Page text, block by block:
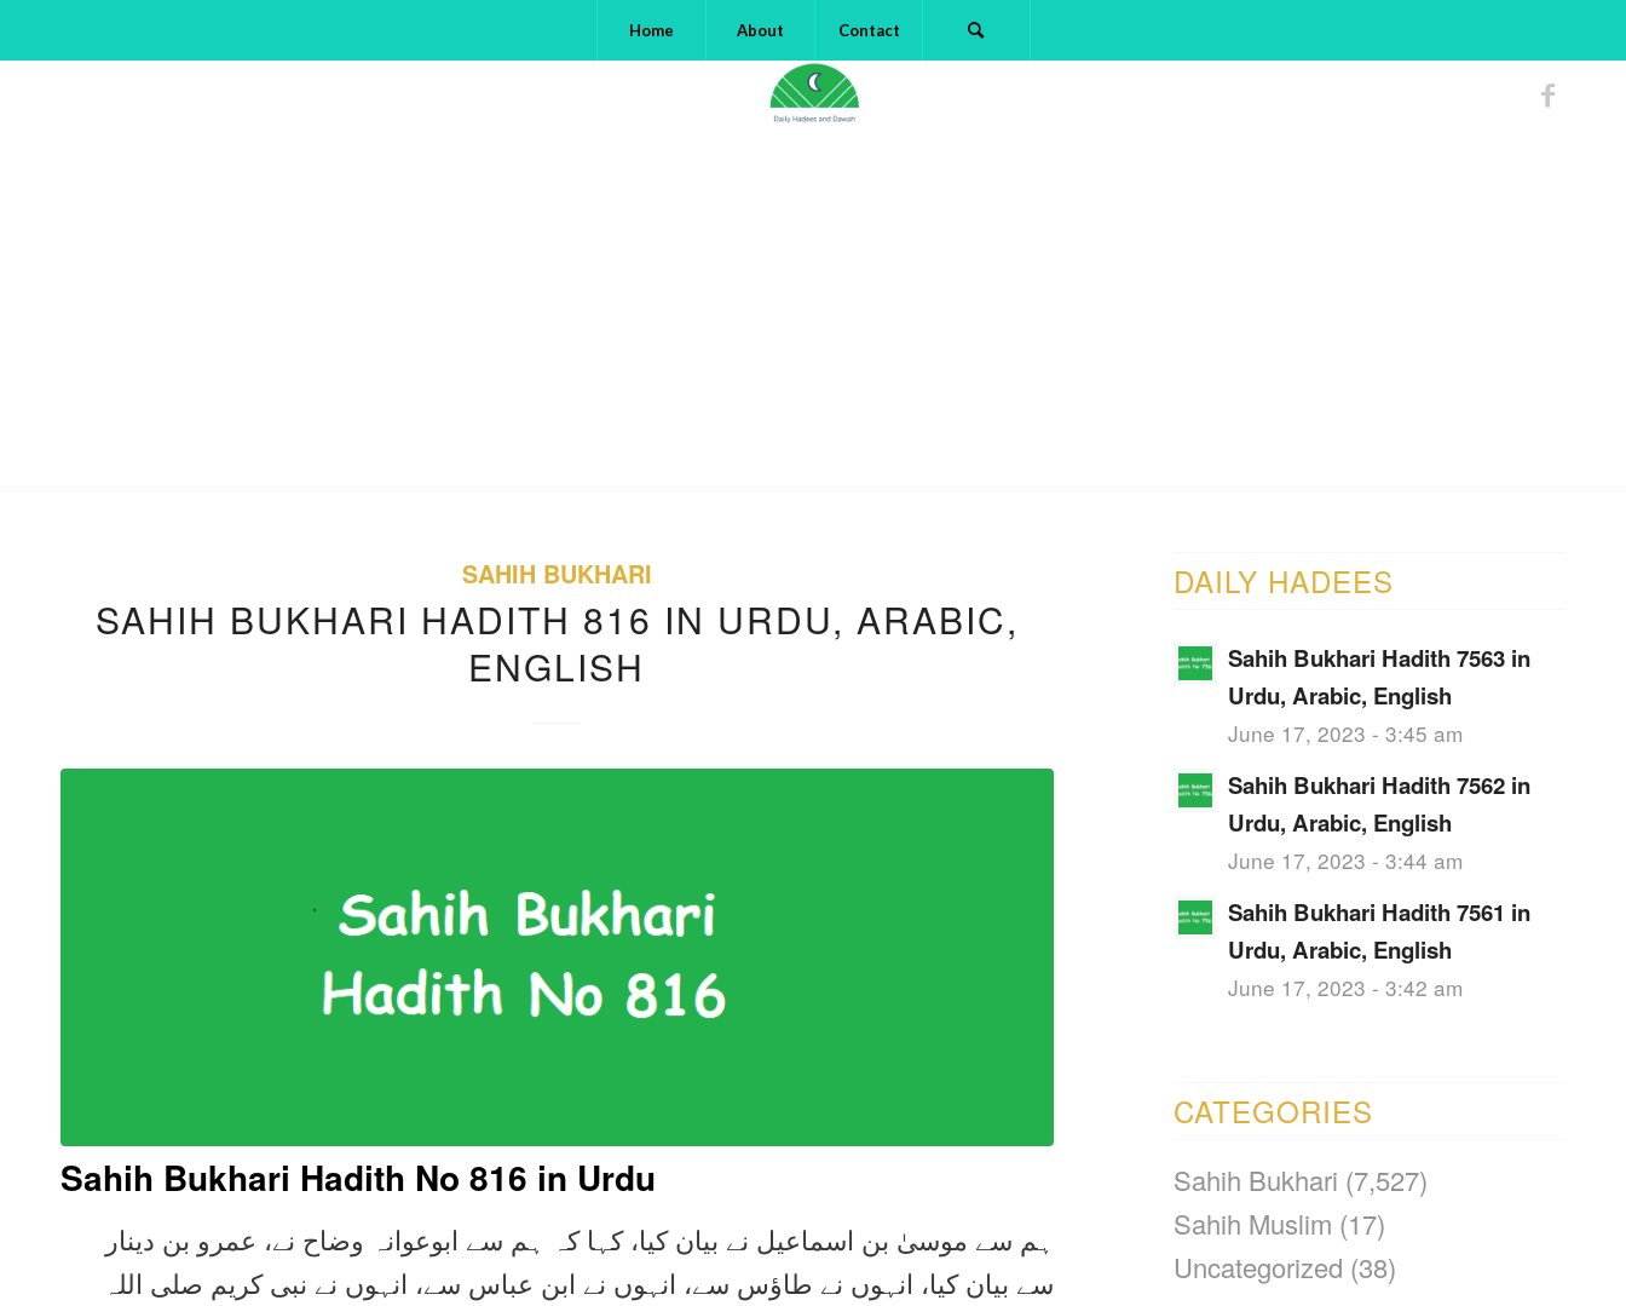
Home About Contact
SAHIH BUKHARI
SAHIH BUKHARI HADITH 816 IN URDU, ARABIC,
ENGLISH
Sahih Bukhari Hadith No 816 in Urdu
ہم سے موسیٰ بن اسماعیل نے بیان کیا، کہا کہ ہم سے ابوعوانہ وضاح نے، عمرو بن دینار
سے بیان کیا، انہوں نے طاؤس سے، انہوں نے ابن عباس سے، انہوں نے نبی کریم صلی اللہ
DAILY HADEES
Sahih Bukhari Hadith 7563 in
Urdu, Arabic, English
June 17, 2023 - 3:45 am
Sahih Bukhari Hadith 7562 in
Urdu, Arabic, English
June 17, 2023 - 3:44 am
Sahih Bukhari Hadith 7561 in
Urdu, Arabic, English
June 17, 2023 - 3:42 am
CATEGORIES
Sahih Bukhari (7,527)
Sahih Muslim (17)
Uncategorized (38)